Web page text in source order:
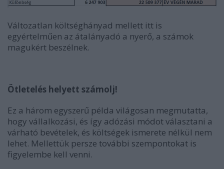
Változatlan költséghányad mellett itt is
egyértelműen az átalányadó a nyerő, a számok
magukért beszélnek.
Ötletelés helyett számolj!
Ez a három egyszerű példa világosan megmutatta,
hogy vállalkozási, és így adózási módot választani a
várható bevételek, és költségek ismerete nélkül nem
lehet. Mellettük persze további szempontokat is
figyelembe kell venni.